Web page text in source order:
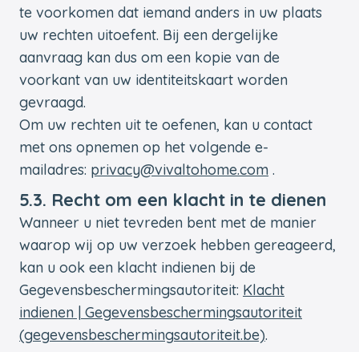
te voorkomen dat iemand anders in uw plaats
uw rechten uitoefent. Bij een dergelijke
aanvraag kan dus om een kopie van de
voorkant van uw identiteitskaart worden
gevraagd.
Om uw rechten uit te oefenen, kan u contact
met ons opnemen op het volgende e-
mailadres: privacy@vivaltohome.com .
5.3. Recht om een klacht in te dienen
Wanneer u niet tevreden bent met de manier
waarop wij op uw verzoek hebben gereageerd,
kan u ook een klacht indienen bij de
Gegevensbeschermingsautoriteit: Klacht
indienen | Gegevensbeschermingsautoriteit
(gegevensbeschermingsautoriteit.be).